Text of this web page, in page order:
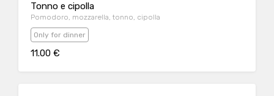
Tonno e cipolla
Pomodoro, mozzarella, tonno, cipolla
Only for dinner
11.00 €